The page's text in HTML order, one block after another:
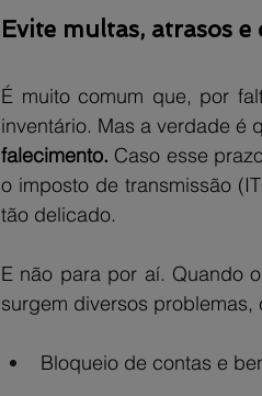
Evite multas, atrasos
É muito comum que, por
inventário. Mas a verdade é
falecimento. Caso esse
o imposto de transmissão
tão delicado.
E não para por aí. Quando
surgem diversos problemas,
Bloqueio de contas e